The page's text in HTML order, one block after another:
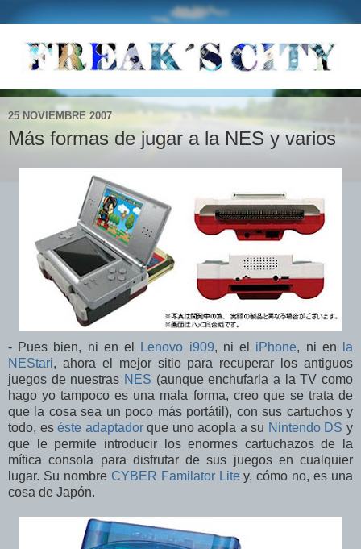
25 NOVIEMBRE 2007
Más formas de jugar a la NES y varios
- Pues bien, ni en el Lenovo i909, ni el iPhone, ni en
la
NEStari, ahora el mejor sitio para recuperar los antiguos
juegos de nuestras NES (aunque enchufarla a la TV como
hago yo tampoco es una mala forma, creo que se trata de
que la cosa sea un poco más portátil), con sus cartuchos y
todo, eséste adaptadorque uno acopla a su Nintendo DS y
que le permite introducir los enormes cartuchazos de la
mítica consola para disfrutar de sus juegos en cualquier
lugar. Su nombre CYBER Familator Lite y, cómo no, es una
cosa de Japón.